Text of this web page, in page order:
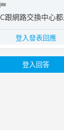
跟網路交換中心都
登入發表回應
登入回答